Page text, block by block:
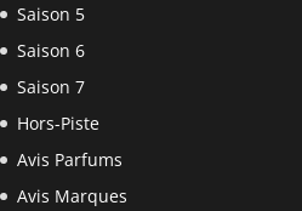
Saison 5
Saison 6
Saison 7
Hors-Piste
Avis Parfums
Avis Marques